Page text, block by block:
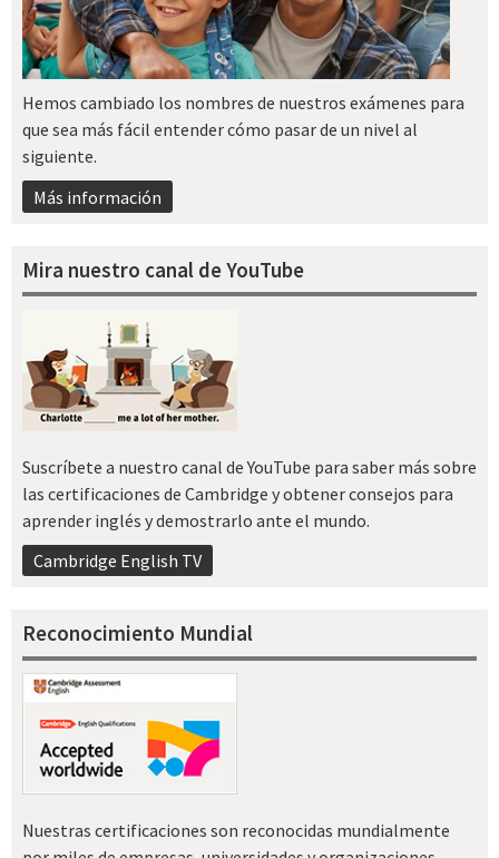
Hemos cambiado los nombres de nuestros exámenes para
que sea más fácil entender cómo pasar de un nivel al
siguiente.
Más información
Mira nuestro canal de YouTube
Suscríbete a nuestro canal de YouTube para saber más sobre
las certificaciones de Cambridge y obtener consejos para
aprender inglés y demostrarlo ante el mundo.
Cambridge English TV
Reconocimiento Mundial
Nuestras certificaciones son reconocidas mundialmente